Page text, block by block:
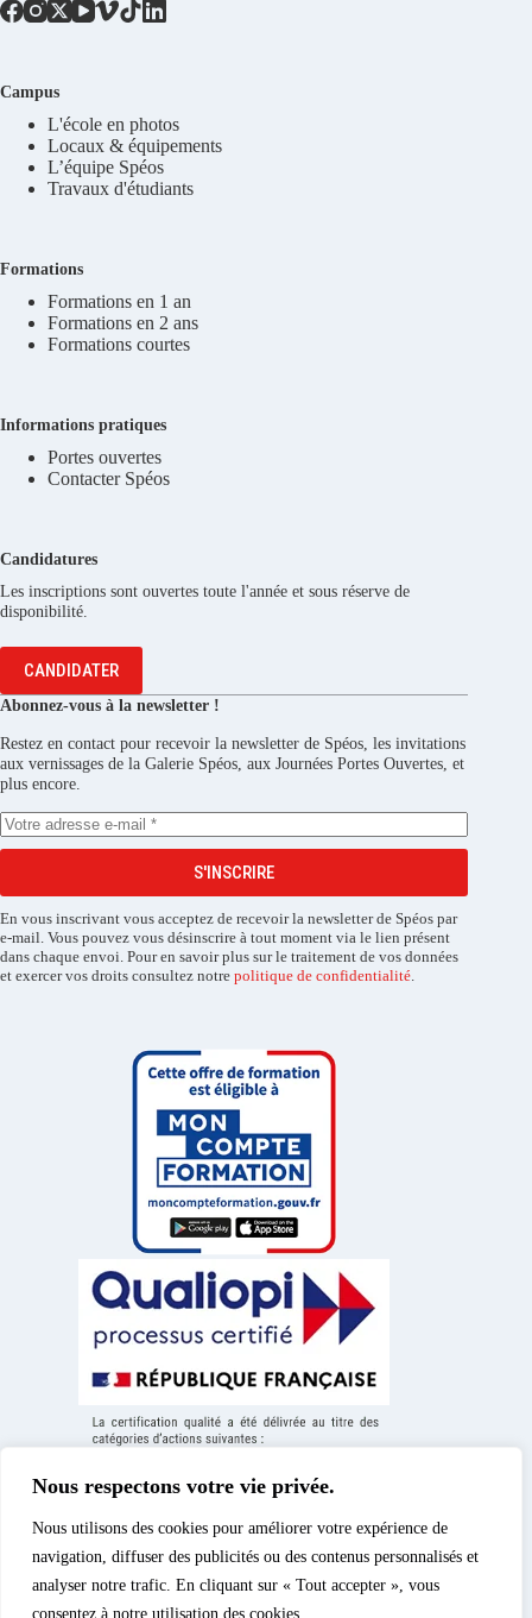
Nous respectons votre vie privée.
Nous utilisons des cookies pour améliorer votre expérience de
navigation, diffuser des publicités ou des contenus personnalisés et
analyser notre trafic. En cliquant sur « Tout accepter », vous
consentez à notre utilisation des cookies.
Campus
L'école en photos
Locaux & équipements
L’équipe Spéos
Travaux d'étudiants
Formations
Formations en 1 an
Formations en 2 ans
Formations courtes
Informations pratiques
Portes ouvertes
Contacter Spéos
Candidatures
Les inscriptions sont ouvertes toute l'année et sous réserve de
disponibilité.
CANDIDATER
Abonnez-vous à la newsletter !
Restez en contact pour recevoir la newsletter de Spéos, les invitations
aux vernissages de la Galerie Spéos, aux Journées Portes Ouvertes, et
plus encore.
S'INSCRIRE
En vous inscrivant vous acceptez de recevoir la newsletter de Spéos par
e-mail. Vous pouvez vous désinscrire à tout moment via le lien présent
dans chaque envoi. Pour en savoir plus sur le traitement de vos données
et exercer vos droits consultez notre politique de confidentialité.